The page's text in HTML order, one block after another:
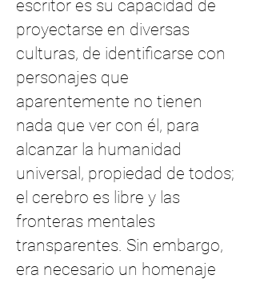
escritor es su capacidad de
proyectarse en diversas
culturas, de identificarse con
personajes que
aparentemente no tienen
nada que ver con él, para
alcanzar la humanidad
universal, propiedad de todos;
el cerebro es libre y las
fronteras mentales
transparentes. Sin embargo,
era necesario un homenaje